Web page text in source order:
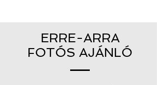
ERRE-ARRA
FOTÓS AJÁNLÓ